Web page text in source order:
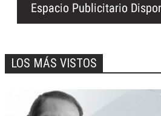
LOS MÁS VISTOS